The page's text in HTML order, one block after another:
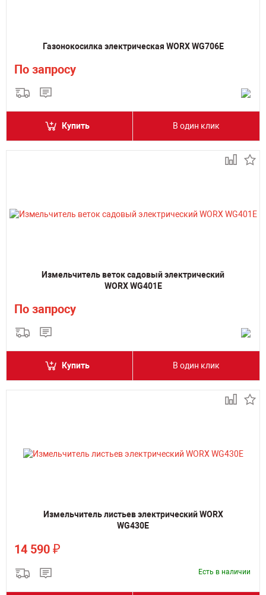
Газонокосилка электрическая WORX WG706E
По запросу
Купить В один клик
Измельчитель веток садовый электрический
WORX WG401E
По запросу
Купить В один клик
Измельчитель листьев электрический WORX
WG430E
14 590 ₽
Есть в наличии